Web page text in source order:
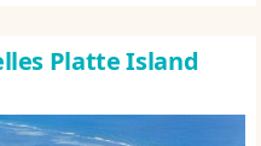
Platte Island